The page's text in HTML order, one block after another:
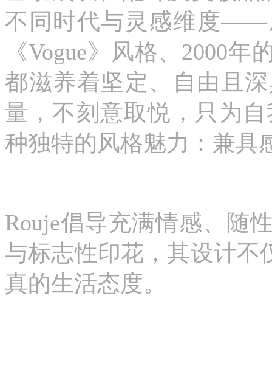
不同时代与灵感维度——
《Vogue》风格、2000
都滋养着坚定、自由且
量，不刻意取悦，只为
种独特的风格魅力：兼具
Rouje倡导充满情感、随
与标志性印花，其设计不
真的生活态度。